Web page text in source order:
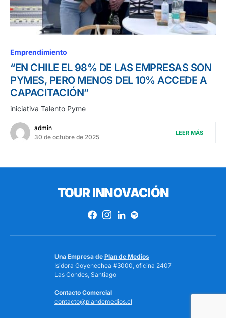
Emprendimiento
“EN CHILE EL 98% DE LAS EMPRESAS SON
PYMES, PERO MENOS DEL 10% ACCEDE A
CAPACITACIÓN”
iniciativa Talento Pyme
admin
30 de octubre de 2025
LEER MÁS
TOUR INNOVACIÓN
Una Empresa de Plan de Medios
Isidora Goyenechea #3000, oficina 2407
Las Condes, Santiago
Contacto Comercial
contacto@plandemedios.cl